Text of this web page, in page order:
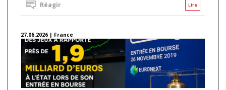
Lire
Réagir
27.06.2026 | France